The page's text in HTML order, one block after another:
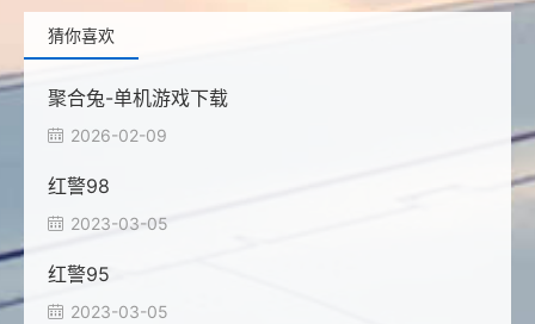
猜你喜欢
聚合兔-单机游戏下载
 2026-02-09
红警98
 2023-03-05
红警95
 2023-03-05